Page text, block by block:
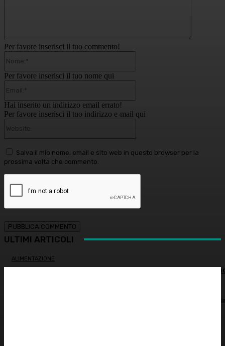
Per favore inserisci il tuo commento!
Per favore inserisci il tuo nome qui
Hai inserito un indirizzo email errato!
Per favore inserisci il tuo indirizzo e-mail qui
Salva il mio nome, email e sito web in questo browser per la
prossima volta che commento.
ULTIMI ARTICOLI
ALIMENTAZIONE
Alimentazione nei mesi caldi: come sostenere
Trapianto di cornea ad altissimo rischio riuscito al